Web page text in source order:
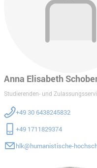
Anna Elisabeth
Studierenden- und
+49 30 6438245832
+49 1711829374
hlk@humanistische-